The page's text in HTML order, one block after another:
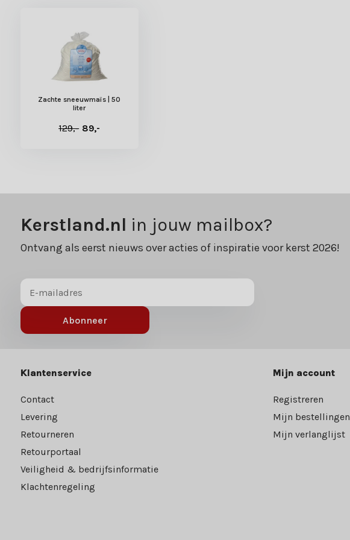
Zachte sneeuwmaïs | 50
liter
129,- 89,-
Kerstland.nl in jouw mailbox?
Ontvang als eerst nieuws over acties of inspiratie voor kerst 2026!
Abonneer
Klantenservice
Contact
Levering
Retourneren
Retourportaal
Veiligheid & bedrijfsinformatie
Klachtenregeling
Mijn account
Registreren
Mijn bestellingen
Mijn verlanglijst